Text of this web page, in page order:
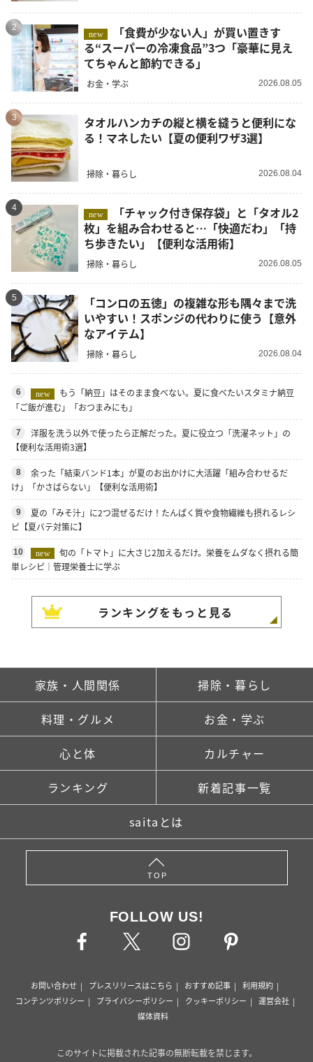
2
new
る“スーパーの冷凍食品”3つ「豪華に見え
てちゃんと節約できる」
お金・学ぶ 2026.08.05
3
タオルハンカチの縦と横を縫うと便利にな
る！マネしたい【夏の便利ワザ3選】
掃除・暮らし 2026.08.04
4
new
枚」を組み合わせると…「快適だわ」「持
ち歩きたい」【便利な活用術】
掃除・暮らし 2026.08.05
5
「コンロの五徳」の複雑な形も隅々まで洗
いやすい！スポンジの代わりに使う【意外
なアイテム】
掃除・暮らし 2026.08.04
6 new
もう「納豆」はそのまま食べない。夏に食べたいスタミナ納豆
「ご飯が進む」「おつまみにも」
7
洋服を洗う以外で使ったら正解だった。夏に役立つ「洗濯ネット」の
【便利な活用術3選】
8
余った「結束バンド1本」が夏のお出かけに大活躍「組み合わせるだ
け」「かさばらない」【便利な活用術】
9
夏の「みそ汁」に2つ混ぜるだけ！たんぱく質や食物繊維も摂れるレシ
ピ【夏バテ対策に】
10 new
旬の「トマト」に大さじ2加えるだけ。栄養をムダなく摂れる簡
単レシピ｜管理栄養士に学ぶ
ランキングをもっと見る
家族・人間関係 掃除・暮らし
料理・グルメ お金・学ぶ
心と体 カルチャー
ランキング 新着記事一覧
saitaとは
TOP
FOLLOW US!
お問い合わせ プレスリリースはこちら おすすめ記事
利用規約
コンテンツポリシー
プライバシーポリシー クッキーポリシー
運営会社
媒体資料
このサイトに掲載された記事の無断転載を禁じます。